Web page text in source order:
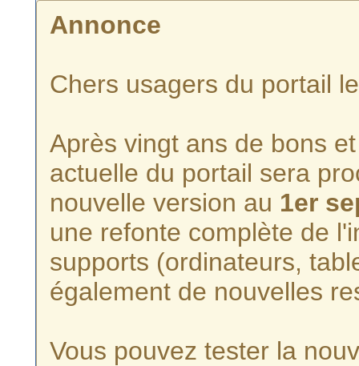
Annonce
Chers usagers du portail
Après vingt ans de bons
actuelle du portail sera
nouvelle version au 1er
une refonte complète de
supports (ordinateurs,
également de nouvelles
Vous pouvez tester la